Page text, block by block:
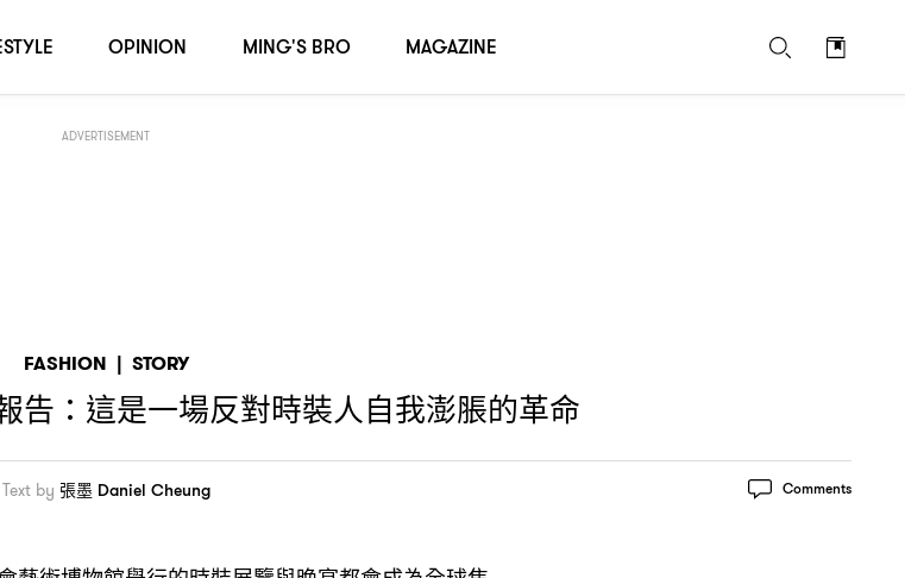
ADVERTISEMENT
FASHION | STORY
告 ： 這是一場反對時裝人自我澎脹的革命
Text by 張墨 Daniel Cheung Comments
OPINION MING'S BRO MAGAZINE